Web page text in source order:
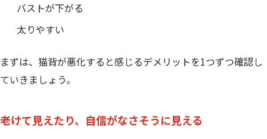
バストが下がる
太りやすい
まずは、猫背が悪化すると感じるデメリットを1つずつ確認し
ていきましょう。
老けて見えたり、自信がなさそうに見える